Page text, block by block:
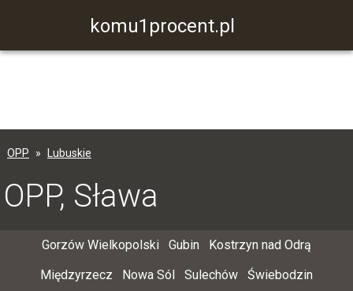
komu1procent.pl
OPP Lubuskie
OPP, Sława
Gorzów Wielkopolski Gubin
Kostrzyn nad Odrą
Międzyrzecz
Nowa Sól Sulechów
Świebodzin